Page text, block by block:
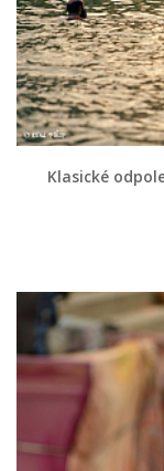
Klasické